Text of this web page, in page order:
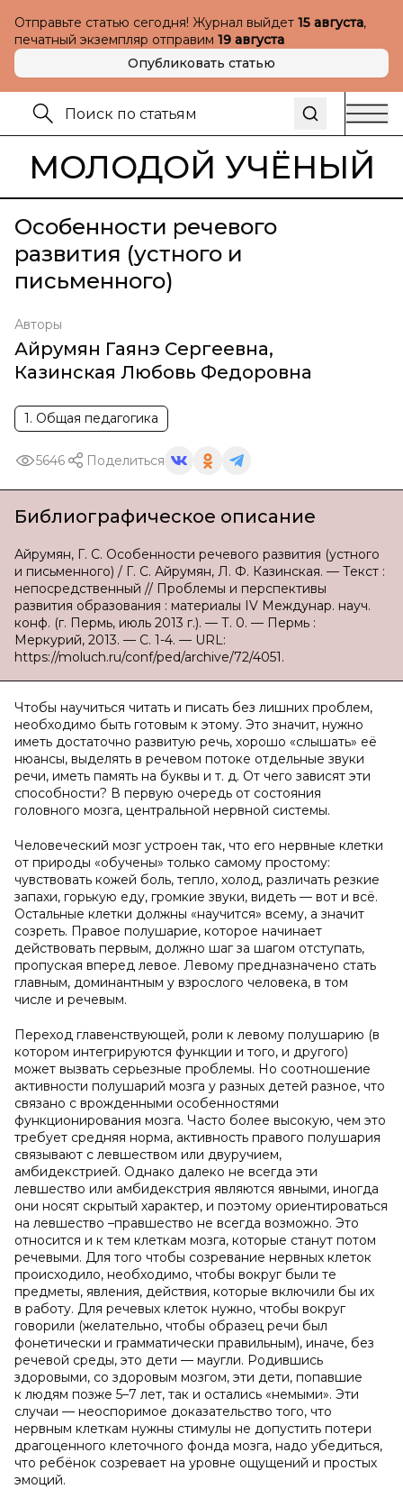
Отправьте статью сегодня! Журнал выйдет 15 августа,
печатный экземпляр отправим 19 августа
Опубликовать статью
МОЛОДОЙ УЧЁНЫЙ
Особенности речевого
развития (устного и
письменного)
Авторы
Айрумян Гаянэ Сергеевна,
Казинская Любовь Федоровна
1. Общая педагогика
5646 Поделиться
Библиографическое описание
Айрумян, Г. С. Особенности речевого развития (устного
и письменного) / Г. С. Айрумян, Л. Ф. Казинская. — Текст :
непосредственный // Проблемы и перспективы
развития образования : материалы IV Междунар. науч.
конф. (г. Пермь, июль 2013 г.). — Т. 0. — Пермь :
Меркурий, 2013. — С. 1-4. — URL:
https://moluch.ru/conf/ped/archive/72/4051.
Чтобы научиться читать и писать без лишних проблем,
необходимо быть готовым к этому. Это значит, нужно
иметь достаточно развитую речь, хорошо «слышать» её
нюансы, выделять в речевом потоке отдельные звуки
речи, иметь память на буквы и т. д. От чего зависят эти
способности? В первую очередь от состояния
головного мозга, центральной нервной системы.
Человеческий мозг устроен так, что его нервные клетки
от природы «обучены» только самому простому:
чувствовать кожей боль, тепло, холод, различать резкие
запахи, горькую еду, громкие звуки, видеть — вот и всё.
Остальные клетки должны «научится» всему, а значит
созреть. Правое полушарие, которое начинает
действовать первым, должно шаг за шагом отступать,
пропуская вперед левое. Левому предназначено стать
главным, доминантным у взрослого человека, в том
числе и речевым.
Переход главенствующей, роли к левому полушарию (в
котором интегрируются функции и того, и другого)
может вызвать серьезные проблемы. Но соотношение
активности полушарий мозга у разных детей разное, что
связано с врожденными особенностями
функционирования мозга. Часто более высокую, чем это
требует средняя норма, активность правого полушария
связывают с левшеством или двуручием,
амбидекстрией. Однако далеко не всегда эти
левшество или амбидекстрия являются явными, иногда
они носят скрытый характер, и поэтому ориентироваться
на левшество –правшество не всегда возможно. Это
относится и к тем клеткам мозга, которые станут потом
речевыми. Для того чтобы созревание нервных клеток
происходило, необходимо, чтобы вокруг были те
предметы, явления, действия, которые включили бы их
в работу. Для речевых клеток нужно, чтобы вокруг
говорили (желательно, чтобы образец речи был
фонетически и грамматически правильным), иначе, без
речевой среды, это дети — маугли. Родившись
здоровыми, со здоровым мозгом, эти дети, попавшие
к людям позже 5–7 лет, так и остались «немыми». Эти
случаи — неоспоримое доказательство того, что
нервным клеткам нужны стимулы не допустить потери
драгоценного клеточного фонда мозга, надо убедиться,
что ребёнок созревает на уровне ощущений и простых
эмоций.